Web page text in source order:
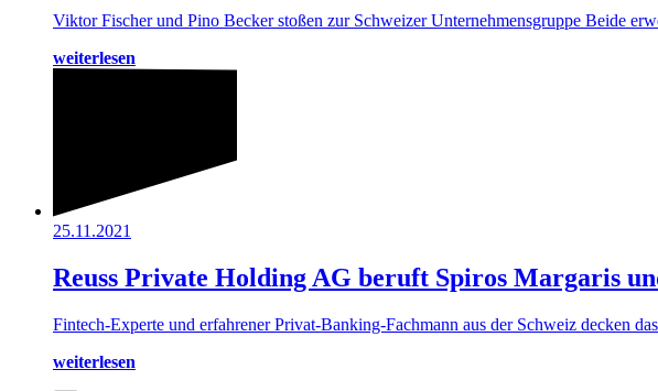
Viktor Fischer und Pino Becker stoßen zur Schweizer Unternehmensgruppe Beide
weiterlesen
25.11.2021
Reuss Private Holding AG beruft Spiros Margaris
Fintech-Experte und erfahrener Privat-Banking-Fachmann aus der Schweiz decken
weiterlesen